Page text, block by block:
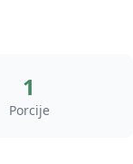
1
Porcije